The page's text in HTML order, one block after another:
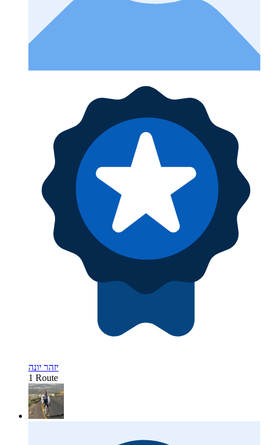
יזהר יונה
1 Route